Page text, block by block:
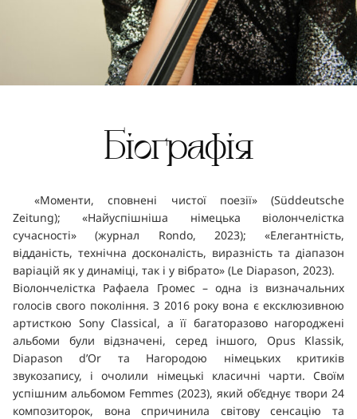
Біографія
«Моменти, сповнені чистої поезії» (Süddeutsche
Zeitung); «Найуспішніша німецька віолончелістка
сучасності» (журнал Rondo, 2023); «Елегантність,
відданість, технічна досконалість, виразність та діапазон
варіацій як у динаміці, так і у вібрато» (Le Diapason, 2023).
Віолончелістка Рафаела Громес – одна із визначальних
голосів свого покоління. З 2016 року вона є ексклюзивною
артисткою Sony Classical, а її багаторазово нагороджені
альбоми були відзначені, серед іншого, Opus Klassik,
Diapason d’Or та Нагородою німецьких критиків
звукозапису, і очолили німецькі класичні чарти. Своїм
успішним альбомом Femmes (2023), який об’єднує твори 24
композиторок, вона спричинила світову сенсацію та